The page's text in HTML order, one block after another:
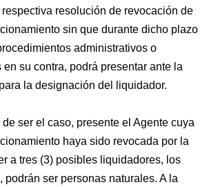
resolución de revocación de
sin que durante dicho plazo
administrativos o
su contra, podrá presentar ante la
la designación del liquidador.
ser el caso, presente el Agente cuya
haya sido revocada por la
a tres (3) posibles liquidadores, los
podrán ser personas naturales. A la